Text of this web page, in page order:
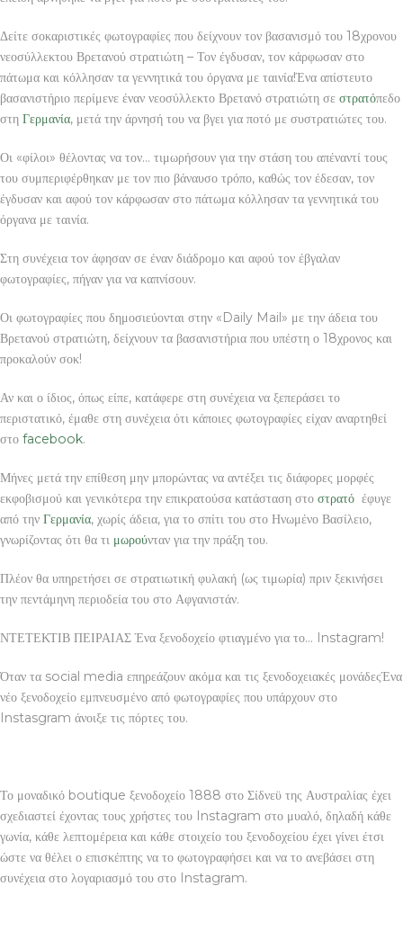
Δείτε σοκαριστικές φωτογραφίες που δείχνουν τον βασανισμό του 18χρονου
νεοσύλλεκτου Βρετανού στρατιώτη – Τον έγδυσαν, τον κάρφωσαν στο
πάτωμα και κόλλησαν τα γεννητικά του όργανα με ταινία!Ένα απίστευτο
βασανιστήριο περίμενε έναν νεοσύλλεκτο Βρετανό στρατιώτη σε στρατόπεδο
στη Γερμανία, μετά την άρνησή του να βγει για ποτό με συστρατιώτες του.
Οι «φίλοι» θέλοντας να τον… τιμωρήσουν για την στάση του απέναντί τους
του συμπεριφέρθηκαν με τον πιο βάναυσο τρόπο, καθώς τον έδεσαν, τον
έγδυσαν και αφού τον κάρφωσαν στο πάτωμα κόλλησαν τα γεννητικά του
όργανα με ταινία.
Στη συνέχεια τον άφησαν σε έναν διάδρομο και αφού τον έβγαλαν
φωτογραφίες, πήγαν για να καπνίσουν.
Οι φωτογραφίες που δημοσιεύονται στην «Daily Mail» με την άδεια του
Βρετανού στρατιώτη, δείχνουν τα βασανιστήρια που υπέστη ο 18χρονος και
προκαλούν σοκ!
Αν και ο ίδιος, όπως είπε, κατάφερε στη συνέχεια να ξεπεράσει το
περιστατικό, έμαθε στη συνέχεια ότι κάποιες φωτογραφίες είχαν αναρτηθεί
στο facebook.
Μήνες μετά την επίθεση μην μπορώντας να αντέξει τις διάφορες μορφές
εκφοβισμού και γενικότερα την επικρατούσα κατάσταση στο στρατό έφυγε
από την Γερμανία, χωρίς άδεια, για το σπίτι του στο Ηνωμένο Βασίλειο,
γνωρίζοντας ότι θα τι μωρούνταν για την πράξη του.
Πλέον θα υπηρετήσει σε στρατιωτική φυλακή (ως τιμωρία) πριν ξεκινήσει
την πεντάμηνη περιοδεία του στο Αφγανιστάν.
ΝΤΕΤΕΚΤΙΒ ΠΕΙΡΑΙΑΣ Ένα ξενοδοχείο φτιαγμένο για το… Instagram!
Όταν τα social media επηρεάζουν ακόμα και τις ξενοδοχειακές μονάδεςΈνα
νέο ξενοδοχείο εμπνευσμένο από φωτογραφίες που υπάρχουν στο
Instasgram άνοιξε τις πόρτες του.
Το μοναδικό boutique ξενοδοχείο 1888 στο Σίδνεϋ της Αυστραλίας έχει
σχεδιαστεί έχοντας τους χρήστες του Instagram στο μυαλό, δηλαδή κάθε
γωνία, κάθε λεπτομέρεια και κάθε στοιχείο του ξενοδοχείου έχει γίνει έτσι
ώστε να θέλει ο επισκέπτης να το φωτογραφήσει και να το ανεβάσει στη
συνέχεια στο λογαριασμό του στο Instagram.